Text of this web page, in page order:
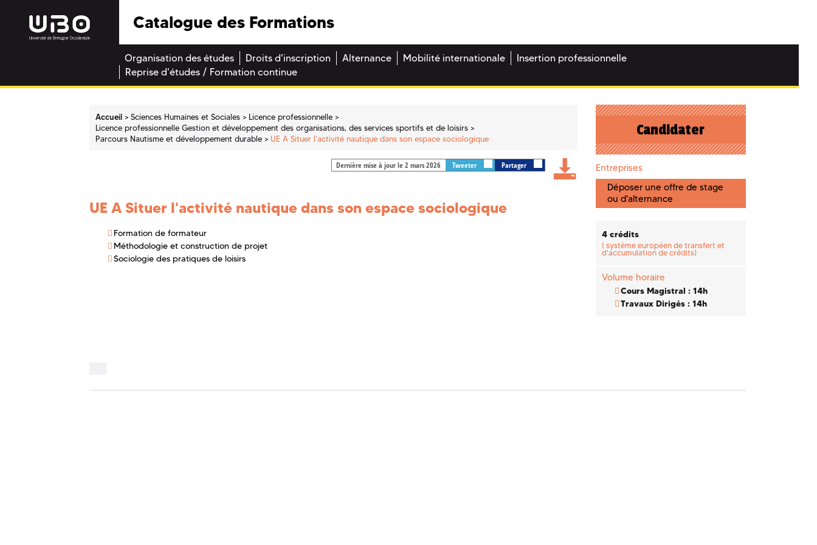
Catalogue des Formations
Organisation des études Droits d'inscription Alternance Mobilité internationale
Insertion professionnelle
Reprise d'études / Formation continue
Accueil Sciences Humaines et Sociales
Licence professionnelle
Licence professionnelle Gestion et développement des organisations, des services sportifs et de loisirs
Parcours Nautisme et développement durable
UE A Situer l'activité nautique dans son espace sociologique
Dernière mise à jour le 2 mars 2026 Tweeter Partager
UE A Situer l'activité nautique dans son espace sociologique
Formation de formateur
Méthodologie et construction de projet
Sociologie des pratiques de loisirs
Candidater
Entreprises
Déposer une offre de stage
ou d'alternance
4 crédits
( système européen de transfert et
d'accumulation de crédits)
Volume horaire
Cours Magistral : 14h
Travaux Dirigés : 14h